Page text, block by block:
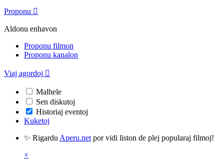
Proponu 
Aldonu enhavon
Proponu filmon
Proponu kanalon
Viaj agordoj 
Malhele
Sen diskutoj
Historiaj eventoj
Kuketoj
✨ Rigardu Aperu.net por vidi liston de plej popularaj filmoj!
×